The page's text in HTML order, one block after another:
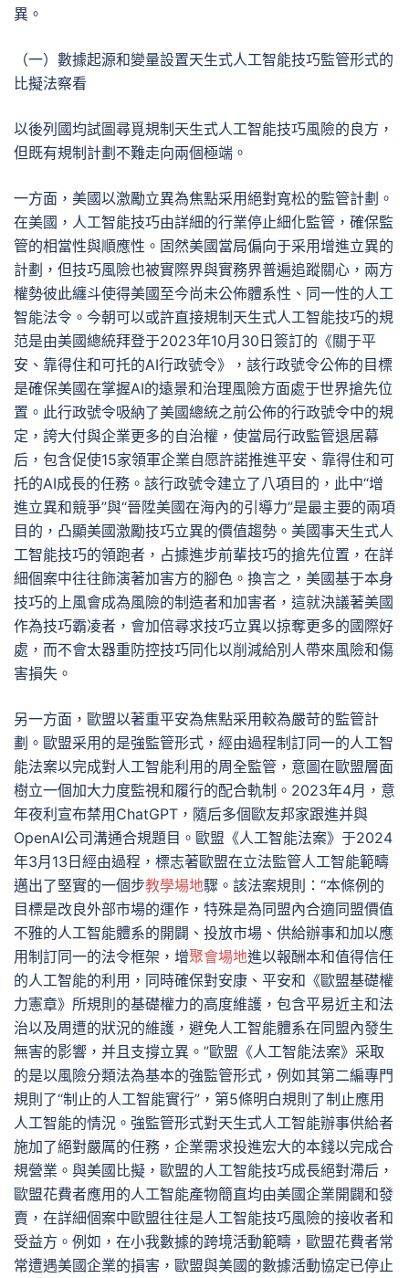
異。
（一）數據起源和變量設置天生式人工智能技巧監管形式的
比擬法察看
以後列國均試圖尋覓規制天生式人工智能技巧風險的良方，
但既有規制計劃不難走向兩個極端。
一方面，美國以激勵立異為焦點采用絕對寬松的監管計劃。
在美國，人工智能技巧由詳細的行業停止細化監管，確保監
管的相當性與順應性。固然美國當局偏向于采用增進立異的
計劃，但技巧風險也被實際界與實務界普遍追蹤關心，兩方
權勢彼此纏斗使得美國至今尚未公佈體系性、同一性的人工
智能法令。今朝可以或許直接規制天生式人工智能技巧的規
范是由美國總統拜登于2023年10月30日簽訂的《關于平
安、靠得住和可托的AI行政號令》，該行政號令公佈的目標
是確保美國在掌握AI的遠景和治理風險方面處于世界搶先位
置。此行政號令吸納了美國總統之前公佈的行政號令中的規
定，誇大付與企業更多的自治權，使當局行政監管退居幕
后，包含促使15家領軍企業自愿許諾推進平安、靠得住和可
托的AI成長的任務。該行政號令建立了八項目的，此中“增
進立異和競爭”與“晉陞美國在海內的引導力”是最主要的兩項
目的，凸顯美國激勵技巧立異的價值趨勢。美國事天生式人
工智能技巧的領跑者，占據進步前輩技巧的搶先位置，在詳
細個案中往往飾演著加害方的腳色。換言之，美國基于本身
技巧的上風會成為風險的制造者和加害者，這就決議著美國
作為技巧霸凌者，會加倍尋求技巧立異以掠奪更多的國際好
處，而不會太器重防控技巧同化以削減給別人帶來風險和傷
害損失。
另一方面，歐盟以著重平安為焦點采用較為嚴苛的監管計
劃。歐盟采用的是強監管形式，經由過程制訂同一的人工智
能法案以完成對人工智能利用的周全監管，意圖在歐盟層面
樹立一個加大力度監視和履行的配合軌制。2023年4月，意
年夜利宣布禁用ChatGPT，隨后多個歐友邦家跟進并與
OpenAI公司溝通合規題目。歐盟《人工智能法案》于2024
年3月13日經由過程，標志著歐盟在立法監管人工智能範疇
邁出了堅實的一個步教學場地驟。該法案規則：“本條例的
目標是改良外部市場的運作，特殊是為同盟內合適同盟價值
不雅的人工智能體系的開闢、投放市場、供給辦事和加以應
用制訂同一的法令框架，增聚會場地進以報酬本和值得信任
的人工智能的利用，同時確保對安康、平安和《歐盟基礎權
力憲章》所規則的基礎權力的高度維護，包含平易近主和法
治以及周遭的狀況的維護，避免人工智能體系在同盟內發生
無害的影響，并且支撐立異。”歐盟《人工智能法案》采取
的是以風險分類法為基本的強監管形式，例如其第二編專門
規則了“制止的人工智能實行”，第5條明白規則了制止應用
人工智能的情況。強監管形式對天生式人工智能辦事供給者
施加了絕對嚴厲的任務，企業需求投進宏大的本錢以完成合
規營業。與美國比擬，歐盟的人工智能技巧成長絕對滯后，
歐盟花費者應用的人工智能產物簡直均由美國企業開闢和發
賣，在詳細個案中歐盟往往是人工智能技巧風險的接收者和
受益方。例如，在小我數據的跨境活動範疇，歐盟花費者常
常遭遇美國企業的損害，歐盟與美國的數據活動協定已停止